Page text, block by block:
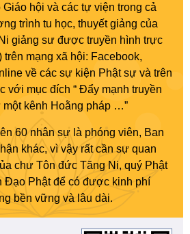
hội và các tự viện trong cả
trình tu học, thuyết giảng của
giảng sư được truyền hình trực
trên mạng xã hội: Facebook,
về các sự kiện Phật sự và trên
với mục đích “ Đẩy mạnh truyền
kênh Hoằng pháp …”
60 nhân sự là phóng viên, Ban
khác, vì vậy rất cần sự quan
chư Tôn đức Tăng Ni, quý Phật
Đạo Phật để có được kinh phí
bền vững và lâu dài.